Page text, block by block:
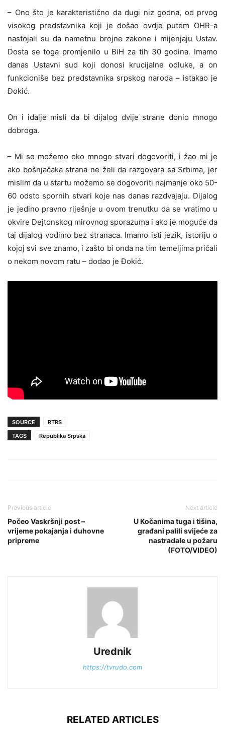
– Ono što je karakteristično da dugi niz godna, od prvog
visokog predstavnika koji je došao ovdje putem OHR-a
nastojali su da nametnu brojne zakone i mijenjaju Ustav.
Dosta se toga promjenilo u BiH za tih 30 godina. Imamo
danas Ustavni sud koji donosi krucijalne odluke, a on
funkcioniše bez predstavnika srpskog naroda – istakao je
Đokić.
On i idalje misli da bi dijalog dvije strane donio mnogo
dobroga.
– Mi se možemo oko mnogo stvari dogovoriti, i žao mi je
ako bošnjačaka strana ne želi da razgovara sa Srbima, jer
mislim da u startu možemo se dogovoriti najmanje oko 50-
60 odsto spornih stvari koje nas danas razdvajaju. Dijalog
je jedino pravno riješnje u ovom trenutku da se vratimo u
okvire Dejtonskog mirovnog sporazuma i ako je moguće da
taj dijalog vodimo bez stranaca. Imamo isti jezik, istoriju o
kojoj svi sve znamo, i zašto bi onda na tim temeljima pričali
o nekom novom ratu – dodao je Đokić.
SOURCE
RTRS
TAGS
Republika Srpska
Previous article
Počeo Vaskršnji post –
vrijeme pokajanja i duhovne
pripreme
Next article
U Kočanima tuga i tišina,
građani palili svijeće za
nastradale u požaru
(FOTO/VIDEO)
Urednik
https://tvrudo.com
RELATED ARTICLES